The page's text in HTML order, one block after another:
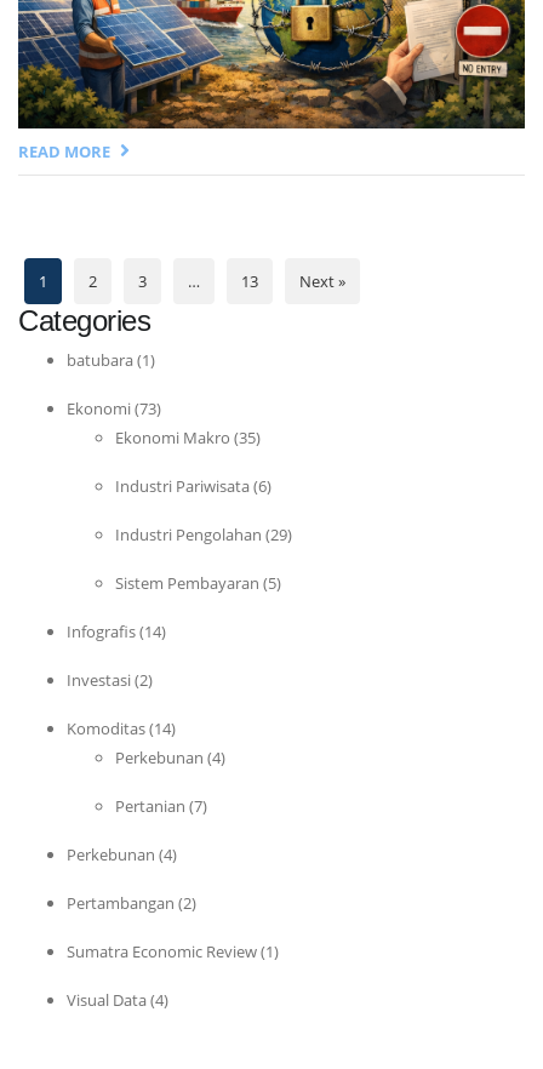
READ MORE
1 2 3 … 13 Next »
Categories
batubara(1)
Ekonomi(73)
Ekonomi Makro (35)
Industri Pariwisata(6)
Industri Pengolahan (29)
Sistem Pembayaran (5)
Infografis(14)
Investasi(2)
Komoditas(14)
Perkebunan (4)
Pertanian (7)
Perkebunan (4)
Pertambangan (2)
Sumatra Economic Review(1)
Visual Data(4)